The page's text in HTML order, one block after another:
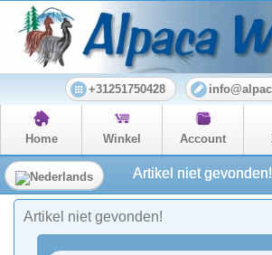
+31251750428
Home Winkel Account
Artikel niet gevonden!
Artikel niet gevonden!